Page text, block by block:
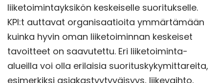
liiketoimintayksikön keskeiselle suoritukselle.
KPI:t auttavat organisaatioita ymmärtämään
kuinka hyvin oman liiketoiminnan keskeiset
tavoitteet on saavutettu. Eri liiketoiminta-
alueilla voi olla erilaisia suorituskykymittareita,
esimerkiksi asiakastyytyväisyys, liikevaihto,